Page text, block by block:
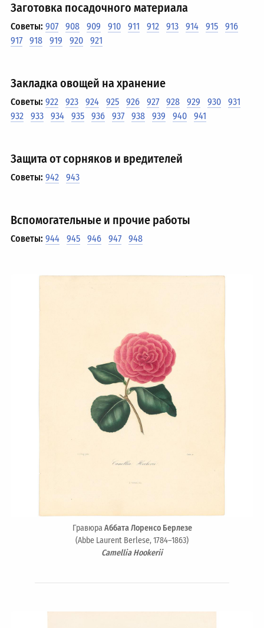
Заготовка посадочного материала
Советы:907 908 909 910 911 912 913 914 915
916
917
918 919 920 921
Закладка овощей на хранение
Советы:922 923 924 925 926 927 928 929 930
931
932
933 934 935 936 937 938 939 940 941
Защита от сорняков и вредителей
Советы:942 943
Вспомогательные и прочие работы
Советы:944 945 946 947 948
ГравюраАббата Лоренсо Берлезе
(Abbe Laurent Berlese, 1784–1863)
Camellia Hookerii